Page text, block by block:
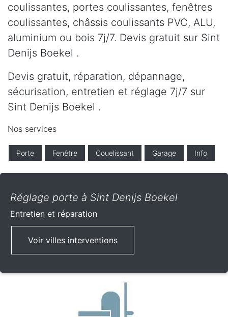
coulissantes, portes coulissantes, fenêtres
coulissantes, châssis coulissants PVC, ALU,
aluminium ou bois 7j/7. Devis gratuit sur Sint
Denijs Boekel .
Devis gratuit, réparation, dépannage,
sécurisation, entretien et réglage 7j/7 sur
Sint Denijs Boekel .
Nos services
Porte Fenêtre Couelissant Garage Info
Réglage porte à Sint Denijs Boekel
Entretien et réparation
Voir villes interventions